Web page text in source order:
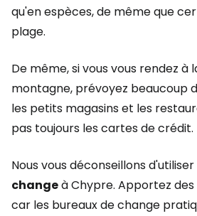
qu'en espèces, de même que
plage.
De même, si vous vous rendez à
montagne, prévoyez beaucoup
les petits magasins et les
pas toujours les cartes de crédit.
Nous vous déconseillons d'utiliser
changeà Chypre. Apportez des
car les bureaux de change